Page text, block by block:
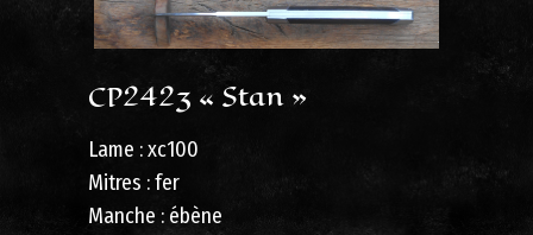
CP2423 « Stan »
Lame : xc100
Mitres : fer
Manche : ébène